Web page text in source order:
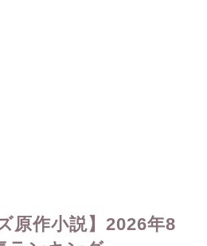
原作小説】2026年8